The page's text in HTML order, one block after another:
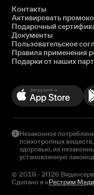
Контакты
Активировать
Подарочный
Документы
Пользовательское
Правила применения
Подарки от наших
Незаконное
психотропных
здоровью, их
установленную
© 2018 - 2026
Сделано в «Рестрим